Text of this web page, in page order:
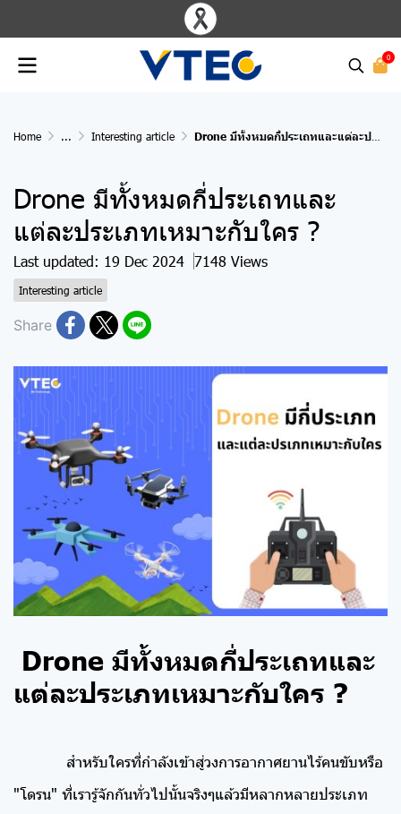
0
Home ... Interesting article Drone มีทั้งหมดกี่ประเถทและแต่ละประเภทเหมาะกับใคร ?
Drone มีทั้งหมดกี่ประเถทและ
แต่ละประเภทเหมาะกับใคร ?
Last updated: 19 Dec 2024 7148 Views
Interesting article
Share
Drone มีทั้งหมดกี่ประเถทและ
แต่ละประเภทเหมาะกับใคร ?
สำหรับใครที่กำลังเข้าสู่วงการอากาศยานไร้คนขับหรือ
"โดรน" ที่เรารู้จักกันทั่วไปนั้นจริงๆแล้วมีหลากหลายประเภท